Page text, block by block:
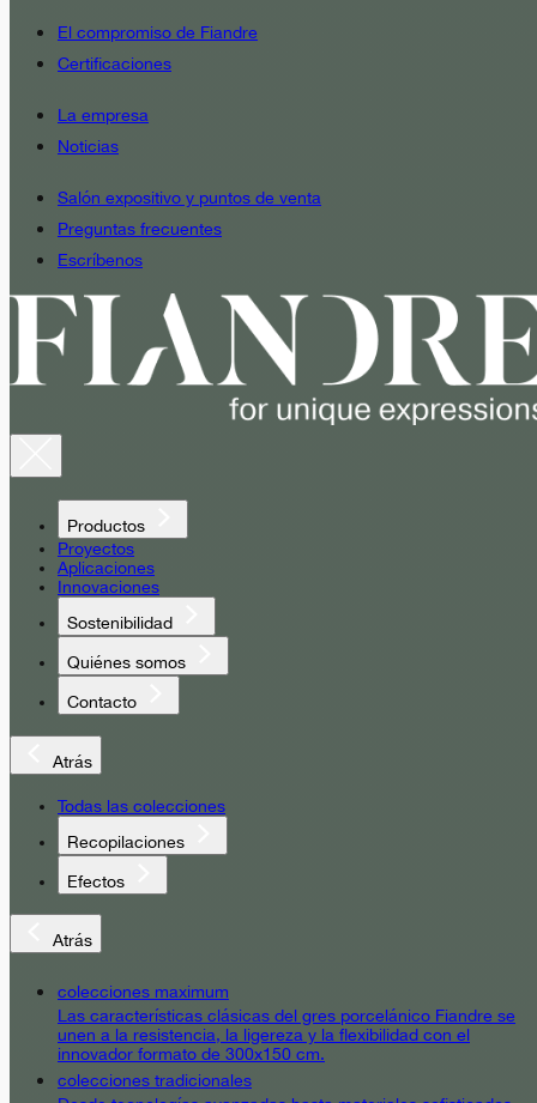
El compromiso de Fiandre
Certificaciones
La empresa
Noticias
Salón expositivo y puntos de venta
Preguntas frecuentes
Escríbenos
Productos
Proyectos
Aplicaciones
Innovaciones
Sostenibilidad
Quiénes somos
Contacto
Atrás
Todas las colecciones
Recopilaciones
Efectos
Atrás
colecciones maximum
Las características clásicas del gres porcelánico Fiandre se
unen a la resistencia, la ligereza y la flexibilidad con el
innovador formato de 300x150 cm.
colecciones tradicionales